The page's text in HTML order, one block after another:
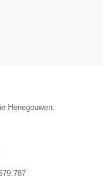
Henegouwen.